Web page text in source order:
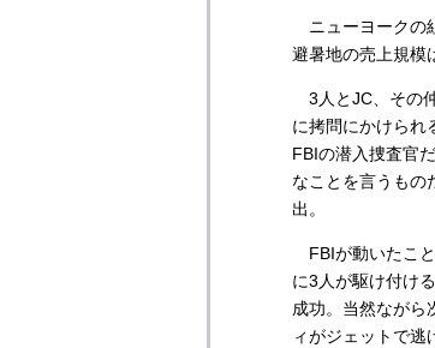
ニューヨークの
避暑地の売上規模
3人とJC、その
に拷問にかけられ
FBIの潜入捜査官
なことを言うもの
出。
FBIが動いたこ
に3人が駆け付け
成功。当然ながら
ィがジェットで